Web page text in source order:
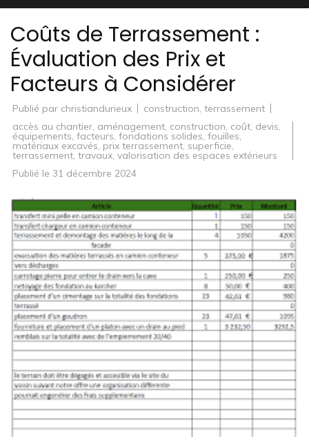
Coûts de Terrassement :
Évaluation des Prix et
Facteurs à Considérer
Publié par christiandurieux construction, terrassement
accès au chantier, aménagement, construction, coût, devis,
équipements, facteurs, fondations solides, fouilles,
matériaux excavés, prix terrassement, superficie,
terrassement, travaux, valorisation des espaces extérieurs
Publié le 31 décembre 2024